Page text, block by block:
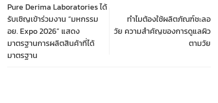
Pure Derima Laboratories ได้
รับเชิญเข้าร่วมงาน “มหกรรม
อย. Expo 2026” แสดง
มาตรฐานการผลิตสินค้าที่ได้
มาตรฐาน
ทำไมต้องใช้ผลิตภัณฑ์ชะลอ
วัย ความสำคัญของการดูแลผิว
ตามวัย